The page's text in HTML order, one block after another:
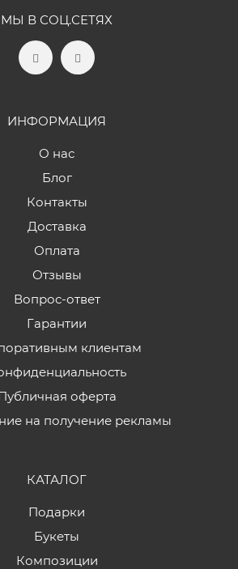
МЫ В СОЦ.СЕТЯХ
ИНФОРМАЦИЯ
О нас
Блог
Контакты
Доставка
Оплата
Отзывы
Вопрос-ответ
Гарантии
клиентам
оферта
на получение рекламы
КАТАЛОГ
Подарки
Букеты
Композиции